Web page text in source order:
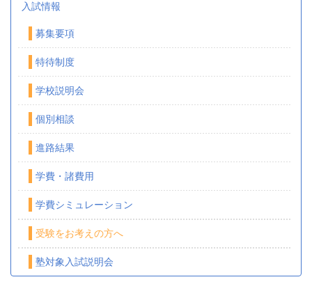
入試情報
募集要項
特待制度
学校説明会
個別相談
進路結果
学費・諸費用
学費シミュレーション
受験をお考えの方へ
塾対象入試説明会